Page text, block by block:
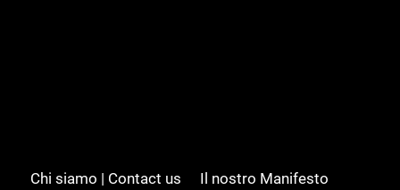
Chi siamo | Contact us
Il nostro Manifesto